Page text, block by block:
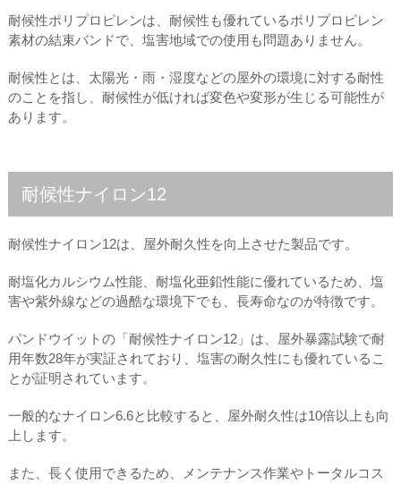
耐候性ポリプロピレンは、耐候性も優れているポリプロピレン
素材の結束バンドで、塩害地域での使用も問題ありません。
耐候性とは、太陽光・雨・湿度などの屋外の環境に対する耐性
のことを指し、耐候性が低ければ変色や変形が生じる可能性が
あります。
耐候性ナイロン12
耐候性ナイロン12は、屋外耐久性を向上させた製品です。
耐塩化カルシウム性能、耐塩化亜鉛性能に優れているため、塩
害や紫外線などの過酷な環境下でも、長寿命なのが特徴です。
パンドウイットの「耐候性ナイロン12」は、屋外暴露試験で耐
用年数28年が実証されており、塩害の耐久性にも優れているこ
とが証明されています。
一般的なナイロン6.6と比較すると、屋外耐久性は10倍以上も向
上します。
また、長く使用できるため、メンテナンス作業やトータルコス